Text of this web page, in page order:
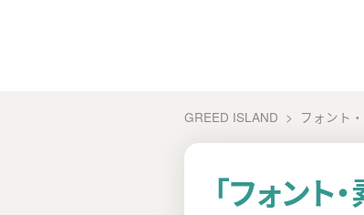
GREED ISLAND フォント
「フォント